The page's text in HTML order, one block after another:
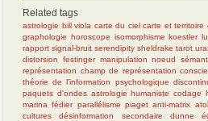
Related tags
astrologie bill viola carte du ciel carte et territoire
graphologie horoscope isomorphisme koestler
rapport signal-bruit serendipity sheldrake tarot
distorsion
festinger manipulation noeud
représentation champ de représentation
théorie de l'information psychologique
paquets d'ondes astrologie humaniste codage
marina fédier parallélisme piaget anti-matrix
cultures
désinformation secondaire dunne